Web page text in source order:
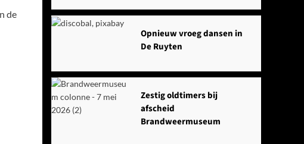
de
Opnieuw vroeg dansen in
De Ruyten
Zestig oldtimers bij
afscheid
Brandweermuseum